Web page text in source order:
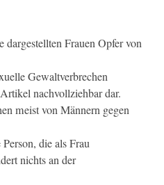
dargestell­ten Frauen Opfer von
Gewaltver­brechen
nachvol­lziehbar dar.
meist von Män­nern gegen
die als Frau
nichts an der